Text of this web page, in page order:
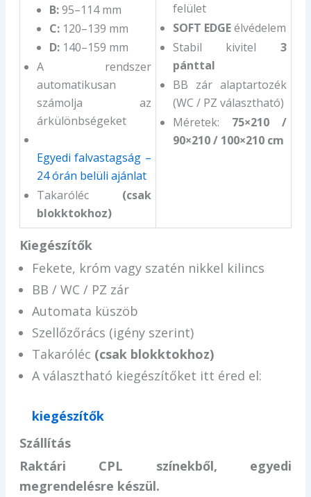
B:95–114 mm
C:120–139 mm
D:140–159 mm
A rendszer
automatikusan
számolja az
árkülönbségeket
Egyedi falvastagság –
24 órán belüli ajánlat
Takaróléc (csak
blokktokhoz)
felület
SOFT EDGEélvédelem
Stabil kivitel 3
pánttal
BB zár alaptartozék
(WC / PZ választható)
Méretek: 75×210 /
90×210 / 100×210 cm
Kiegészítők
Fekete, króm vagy szatén nikkel kilincs
BB / WC / PZ zár
Automata küszöb
Szellőzőrács (igény szerint)
Takaróléc (csak blokktokhoz)
A választható kiegészítőket itt éred el:
kiegészítők
Szállítás
Raktári CPL színekből, egyedi
megrendelésre készül.